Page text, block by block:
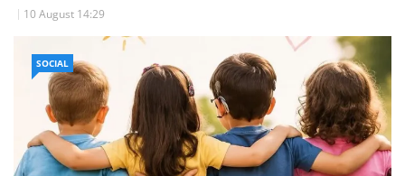
10 August 14:29
SOCIAL